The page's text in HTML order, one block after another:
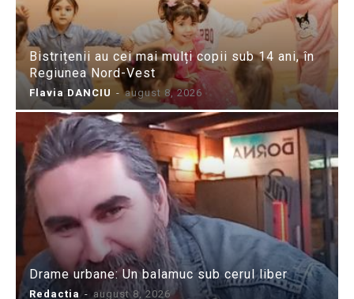
Bistrițenii au cei mai mulți copii sub 14 ani, în
Regiunea Nord-Vest
Flavia DANCIU - august 8, 2026
Drame urbane: Un balamuc sub cerul liber
Redactia - august 8, 2026